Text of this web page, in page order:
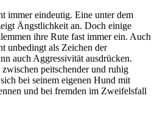
immer eindeutig. Eine unter dem
Ängstlichkeit an. Doch einige
ihre Rute fast immer ein. Auch
unbedingt als Zeichen der
auch Aggressivität ausdrücken.
peitschender und ruhig
bei seinem eigenen Hund mit
und bei fremden im Zweifelsfall